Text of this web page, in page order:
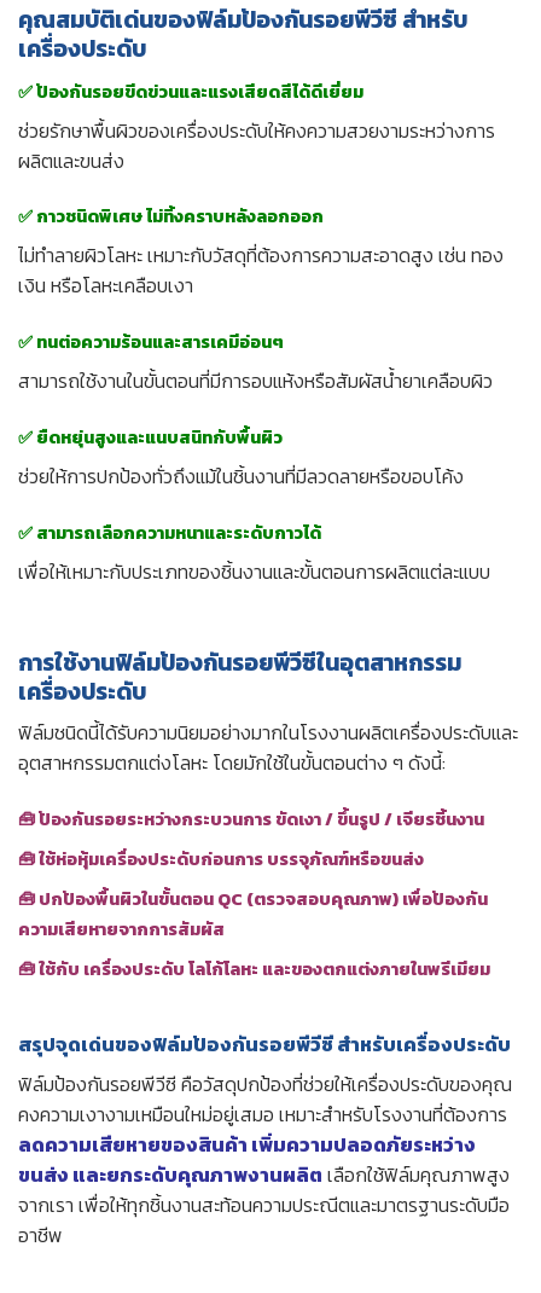
คุณสมบัติเด่นของฟิล์มป้องกันรอยพีวีซี สำหรับ
เครื่องประดับ
✅ ป้องกันรอยขีดข่วนและแรงเสียดสีได้ดีเยี่ยม
ช่วยรักษาพื้นผิวของเครื่องประดับให้คงความสวยงามระหว่างการ
ผลิตและขนส่ง
✅ กาวชนิดพิเศษ ไม่ทิ้งคราบหลังลอกออก
ไม่ทำลายผิวโลหะ เหมาะกับวัสดุที่ต้องการความสะอาดสูง เช่น ทอง
เงิน หรือโลหะเคลือบเงา
✅ ทนต่อความร้อนและสารเคมีอ่อนๆ
สามารถใช้งานในขั้นตอนที่มีการอบแห้งหรือสัมผัสน้ำยาเคลือบผิว
✅ ยืดหยุ่นสูงและแนบสนิทกับพื้นผิว
ช่วยให้การปกป้องทั่วถึงแม้ในชิ้นงานที่มีลวดลายหรือขอบโค้ง
✅ สามารถเลือกความหนาและระดับกาวได้
เพื่อให้เหมาะกับประเภทของชิ้นงานและขั้นตอนการผลิตแต่ละแบบ
การใช้งานฟิล์มป้องกันรอยพีวีซีในอุตสาหกรรม
เครื่องประดับ
ฟิล์มชนิดนี้ได้รับความนิยมอย่างมากในโรงงานผลิตเครื่องประดับและ
อุตสาหกรรมตกแต่งโลหะ โดยมักใช้ในขั้นตอนต่าง ๆ ดังนี้:
🧰 ป้องกันรอยระหว่างกระบวนการ ขัดเงา / ขึ้นรูป / เจียรชิ้นงาน
🧰 ใช้ห่อหุ้มเครื่องประดับก่อนการ บรรจุภัณฑ์หรือขนส่ง
🧰 ปกป้องพื้นผิวในขั้นตอน QC (ตรวจสอบคุณภาพ) เพื่อป้องกัน
ความเสียหายจากการสัมผัส
🧰 ใช้กับ เครื่องประดับ โลโก้โลหะ และของตกแต่งภายในพรีเมียม
สรุปจุดเด่นของฟิล์มป้องกันรอยพีวีซี สำหรับเครื่องประดับ
ฟิล์มป้องกันรอยพีวีซี คือวัสดุปกป้องที่ช่วยให้เครื่องประดับของคุณ
คงความเงางามเหมือนใหม่อยู่เสมอ เหมาะสำหรับโรงงานที่ต้องการ
ลดความเสียหายของสินค้า เพิ่มความปลอดภัยระหว่าง
ขนส่ง และยกระดับคุณภาพงานผลิต เลือกใช้ฟิล์มคุณภาพสูง
จากเรา เพื่อให้ทุกชิ้นงานสะท้อนความประณีตและมาตรฐานระดับมือ
อาชีพ